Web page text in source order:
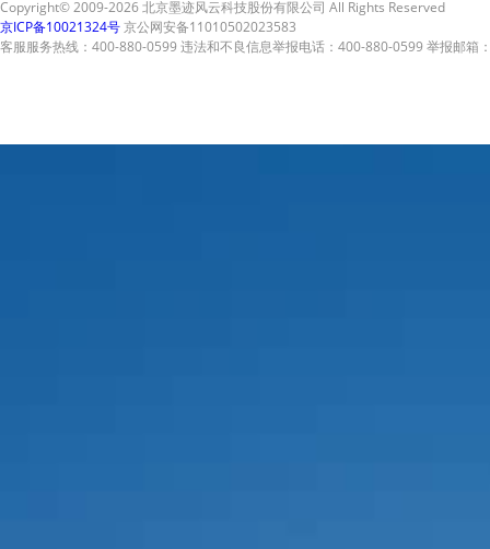
Copyright© 2009-2026 北京墨迹风云科技股份有限公司 All Rights Reserved
京ICP备10021324号京公网安备11010502023583
客服服务热线：400-880-0599 违法和不良信息举报电话：400-880-0599 举报邮箱